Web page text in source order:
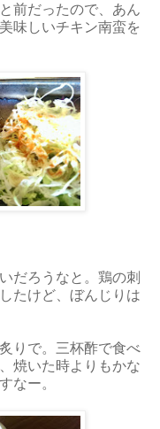
前だったので、あん
味しいチキン南蛮を
だろうなと。鶏の刺
たけど、ぼんじりは
りで。三杯酢で食べ
焼いた時よりもかな
なー。